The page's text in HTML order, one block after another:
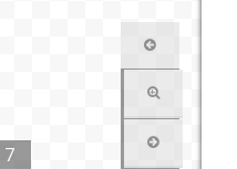
7